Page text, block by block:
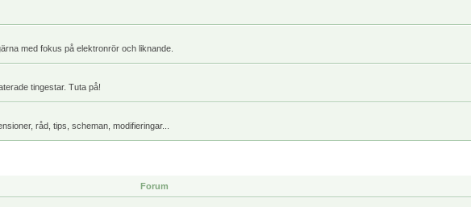
med fokus på elektronrör och liknande.
tingestar. Tuta på!
råd, tips, scheman, modifieringar...
Forum